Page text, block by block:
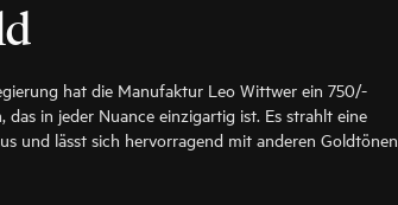
hat die Manufaktur Leo Wittwer ein 750/-
das in jeder Nuance einzigartig ist. Es strahlt eine
und lässt sich hervorragend mit anderen Goldtönen